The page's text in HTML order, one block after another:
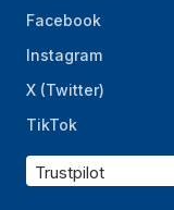
Facebook
Instagram
X (Twitter)
TikTok
Trustpilot